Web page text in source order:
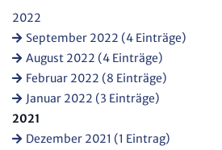
2022
September 2022 (4 Einträge)
August 2022 (4 Einträge)
Februar 2022 (8 Einträge)
Januar 2022 (3 Einträge)
2021
Dezember 2021 (1 Eintrag)